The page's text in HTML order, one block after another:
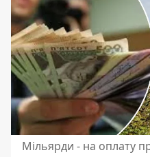
Мільярди - на оплату